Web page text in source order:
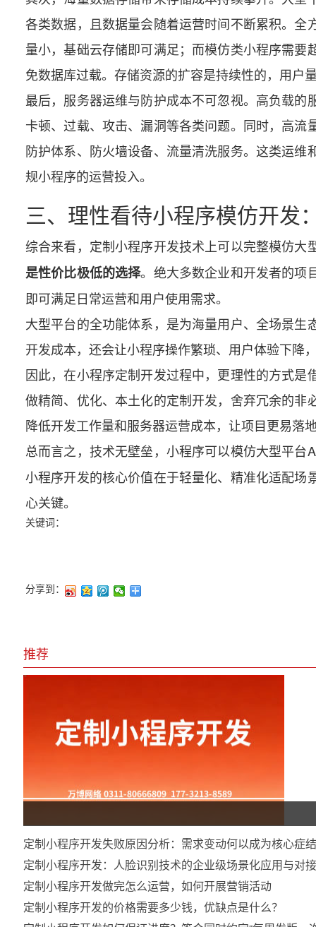
各类数据，且数据量会随着运营时间不断累积。
量小，基础云存储即可满足；而模仿类小程序需
免数据库过载。存储资源的扩容是持续性的，用户
最后，服务器运维与防护成本不可忽视。高负载
卡顿、过载、攻击、漏洞等各类问题。同时，高
防护体系、防火墙设备、流量清洗服务。这类运
规小程序的运营投入。
三、理性看待小程序模仿开发
综合来看，定制小程序开发技术上可以完整模仿
是性价比极低的选择。绝大多数企业和开发者的项
即可满足日常运营和用户使用需求。
大型平台的全功能体系，是为海量用户、全场景
开发成本，还会让小程序操作繁琐、用户体验下降
因此，在小程序定制开发过程中，更理性的方式
做精简、优化、本土化的定制开发，舍弃冗余的
降低开发工作量和服务器运营成本，让项目更易落
总而言之，技术无壁垒，小程序可以模仿大型平台
小程序开发的核心价值在于轻量化、精准化适配
心关键。
关键词：
分享到：
推荐
定制小程序开发失败原因分析：需求变动何以成为核心症结
定制小程序开发：人脸识别技术的企业级场景化应用与对
定制小程序开发做完怎么运营，如何开展营销活动
定制小程序开发的价格需要多少钱，优缺点是什么？